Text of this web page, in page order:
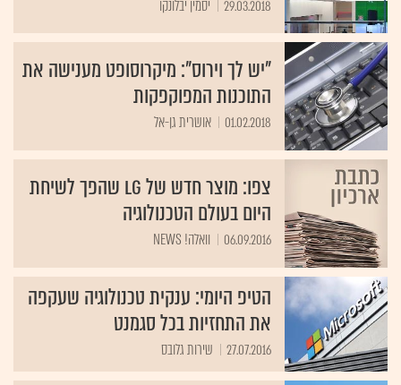
29.03.2018 יסמין יבלונקו
"יש לך וירוס": מיקרוסופט מענישה את
התוכנות המפוקפקות
01.02.2018 אושרית גן-אל
צפו: מוצר חדש של LG שהפך לשיחת
היום בעולם הטכנולוגיה
06.09.2016 וואלה! NEWS
הטיפ היומי: ענקית טכנולוגיה שעקפה
את התחזיות בכל סגמנט
27.07.2016 שירות גלובס